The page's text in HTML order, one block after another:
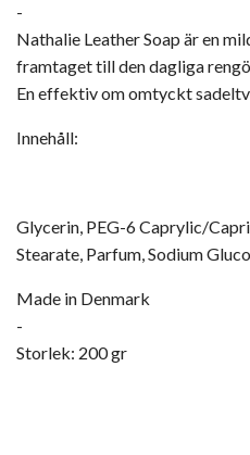
-
Nathalie Leather Soap är en
framtaget till den dagliga
En effektiv om omtyckt
Innehåll:
Glycerin, PEG-6 Caprylic/
Stearate, Parfum, Sodium
Made in Denmark
-
Storlek: 200 gr